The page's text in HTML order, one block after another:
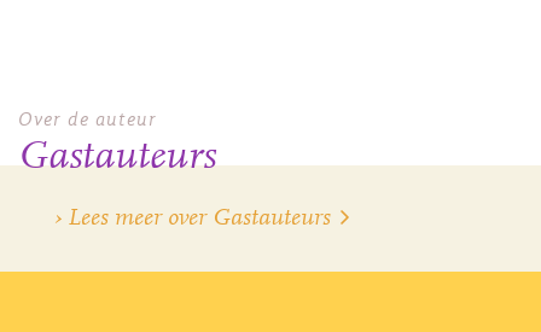
Over de auteur
Gastauteurs
› Lees meer over Gastauteurs